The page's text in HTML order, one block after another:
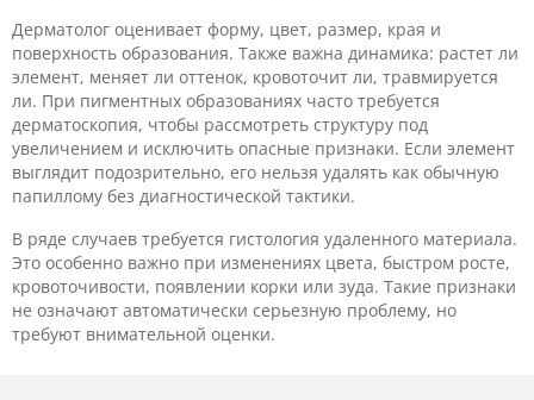
Дерматолог оценивает форму, цвет, размер, края и
поверхность образования. Также важна динамика: растет ли
элемент, меняет ли оттенок, кровоточит ли, травмируется
ли. При пигментных образованиях часто требуется
дерматоскопия, чтобы рассмотреть структуру под
увеличением и исключить опасные признаки. Если элемент
выглядит подозрительно, его нельзя удалять как обычную
папиллому без диагностической тактики.
В ряде случаев требуется гистология удаленного материала.
Это особенно важно при изменениях цвета, быстром росте,
кровоточивости, появлении корки или зуда. Такие признаки
не означают автоматически серьезную проблему, но
требуют внимательной оценки.